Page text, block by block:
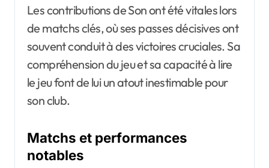
Les contributions de Son ont été vitales lors
de matchs clés, où ses passes décisives ont
souvent conduit à des victoires cruciales. Sa
compréhension du jeu et sa capacité à lire
le jeu font de lui un atout inestimable pour
son club.
Matchs et performances
notables